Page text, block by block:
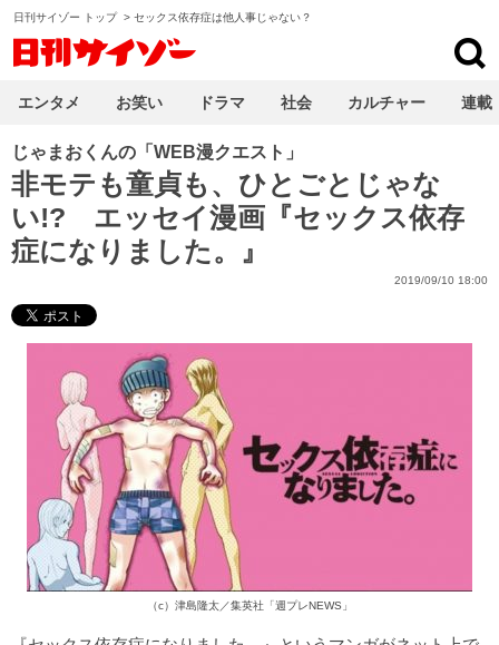
日刊サイゾー トップ > セックス依存症は他人事じゃない？
じゃまおくんの「WEB漫クエスト」
非モテも童貞も、ひとごとじゃな
い!? エッセイ漫画『セックス依存
症になりました。』
2019/09/10 18:00
（c）津島隆太／集英社「週プレNEWS」
エンタメ お笑い ドラマ 社会 カルチャー 連載